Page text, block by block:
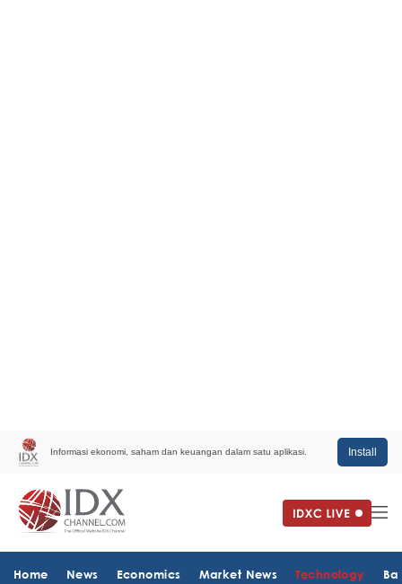
Informasi ekonomi, saham dan keuangan dalam satu aplikasi. Install
Home News Economics Market News Technology